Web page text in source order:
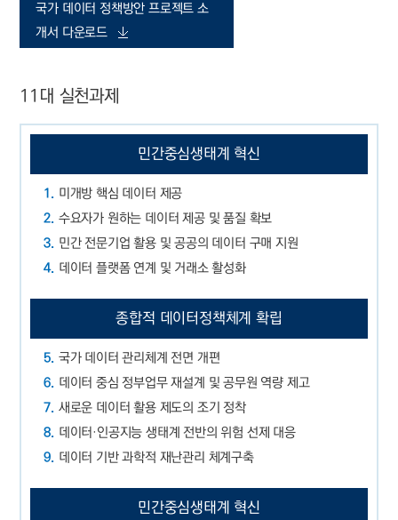
국가 데이터 정책방안 프로젝트 소
개서 다운로드
11대 실천과제
민간중심생태계 혁신
1. 미개방 핵심 데이터 제공
2. 수요자가 원하는 데이터 제공 및 품질 확보
3. 민간 전문기업 활용 및 공공의 데이터 구매 지원
4. 데이터 플랫폼 연계 및 거래소 활성화
종합적 데이터정책체계 확립
5. 국가 데이터 관리체계 전면 개편
6. 데이터 중심 정부업무 재설계 및 공무원 역량 제고
7. 새로운 데이터 활용 제도의 조기 정착
8. 데이터·인공지능 생태계 전반의 위험 선제 대응
9. 데이터 기반 과학적 재난관리 체계구축
민간중심생태계 혁신